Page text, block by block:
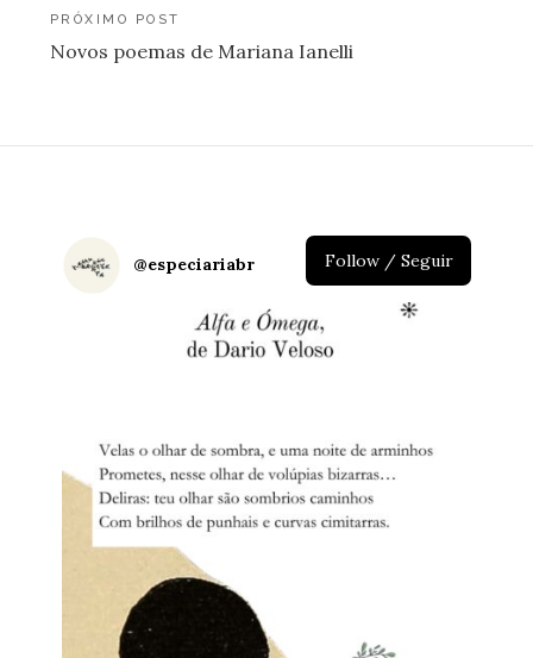
Post
PRÓXIMO POST
Novos poemas de Mariana Ianelli
@especiariabr Follow / Seguir